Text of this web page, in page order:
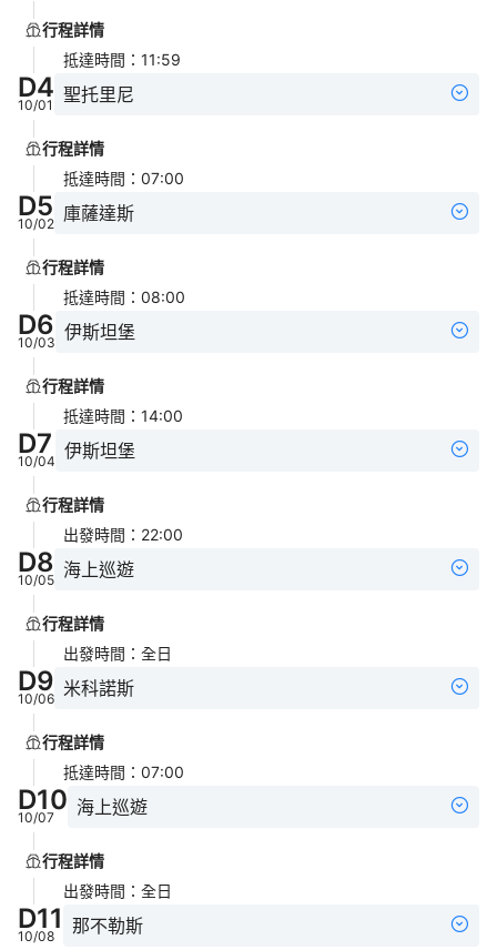
行程詳情
抵達時間 ： 11:59
D4
10/01 聖托里尼
行程詳情
抵達時間 ： 07:00
D5
10/02 庫薩達斯
行程詳情
抵達時間 ： 08:00
D6
10/03 伊斯坦堡
行程詳情
抵達時間 ： 14:00
D7
10/04 伊斯坦堡
行程詳情
出發時間 ： 22:00
D8
10/05 海上巡遊
行程詳情
出發時間 ： 全日
D9
10/06 米科諾斯
行程詳情
抵達時間 ： 07:00
D10
10/07 海上巡遊
行程詳情
出發時間 ： 全日
D11
10/08 那不勒斯